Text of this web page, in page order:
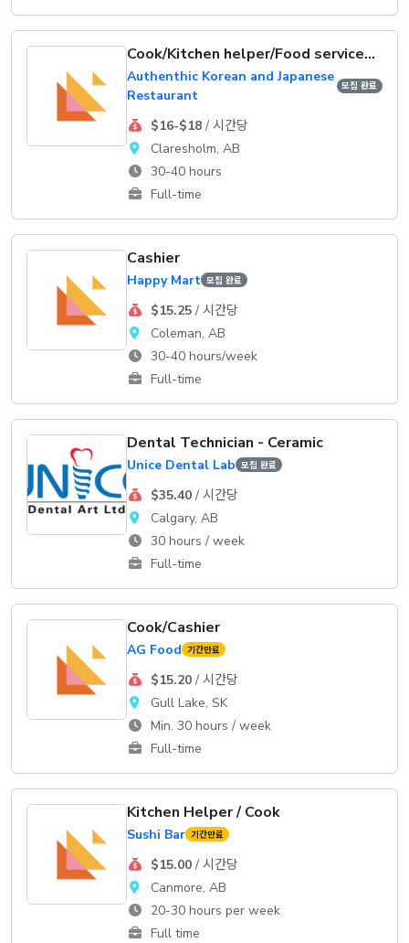
Cook/Kitchen helper/Food service supervisor
Authenthic Korean and Japanese
Restaurant
모집 완료
$16-$18/ 시간당
Claresholm, AB
30-40 hours
Full-time
Cashier
Happy Mart 모집 완료
$15.25/ 시간당
Coleman, AB
30-40 hours/week
Full-time
Dental Technician - Ceramic
Unice Dental Lab 모집 완료
$35.40/ 시간당
Calgary, AB
30 hours / week
Full-time
Cook/Cashier
AG Food 기간만료
$15.20/ 시간당
Gull Lake, SK
Min. 30 hours / week
Full-time
Kitchen Helper / Cook
Sushi Bar 기간만료
$15.00/ 시간당
Canmore, AB
20-30 hours per week
Full time